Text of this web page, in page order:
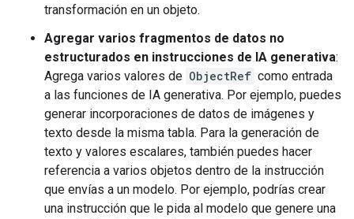
transformación en un objeto.
Agregar varios fragmentos de datos no
estructurados en instrucciones de IA generativa:
Agrega varios valores de ObjectRef como entrada
a las funciones de IA generativa. Por ejemplo, puedes
generar incorporaciones de datos de imágenes y
texto desde la misma tabla. Para la generación de
texto y valores escalares, también puedes hacer
referencia a varios objetos dentro de la instrucción
que envías a un modelo. Por ejemplo, podrías crear
una instrucción que le pida al modelo que genere una